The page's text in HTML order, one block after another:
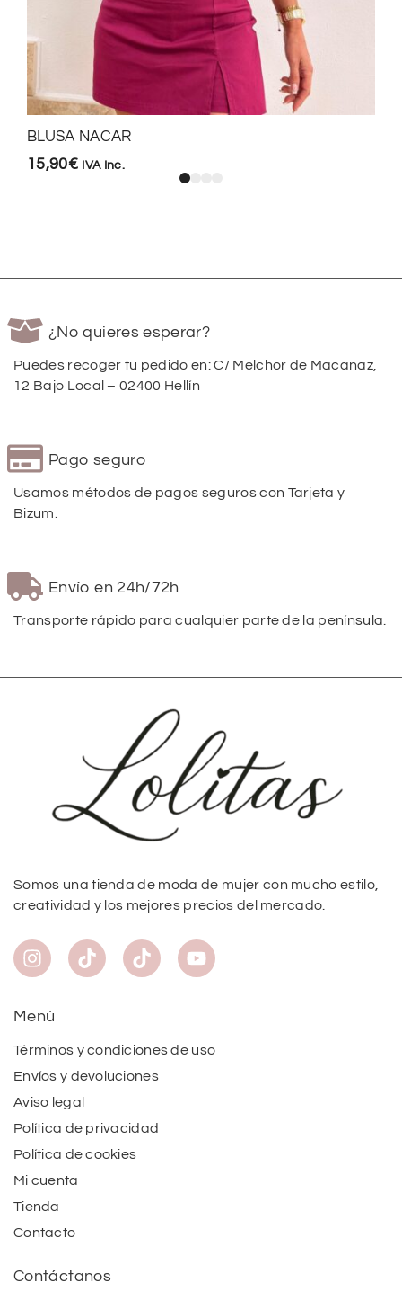
BLUSA NACAR
15,90€ IVA Inc.
¿No quieres esperar?
Puedes recoger tu pedido en: C/ Melchor de Macanaz,
12 Bajo Local – 02400 Hellín
Pago seguro
Usamos métodos de pagos seguros con Tarjeta y
Bizum.
Envío en 24h/72h
Transporte rápido para cualquier parte de la península.
Somos una tienda de moda de mujer con mucho estilo,
creatividad y los mejores precios del mercado.
Menú
Términos y condiciones de uso
Envíos y devoluciones
Aviso legal
Política de privacidad
Política de cookies
Mi cuenta
Tienda
Contacto
Contáctanos